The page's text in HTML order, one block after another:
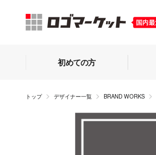
初めての方
トップ デザイナー一覧 BRAND WORKS